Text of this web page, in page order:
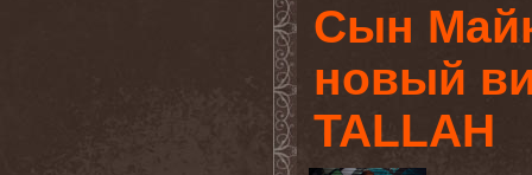
Сын
новый
TALLAH